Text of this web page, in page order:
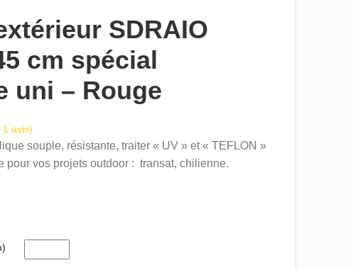
SDRAIO
cm spécial
uni – Rouge
avis)
souple, résistante, traiter « UV » et « TEFLON »
pour vos projets outdoor : transat, chilienne.